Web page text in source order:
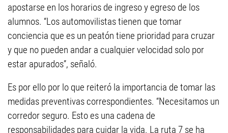
apostarse en los horarios de ingreso y egreso de los
alumnos. “Los automovilistas tienen que tomar
conciencia que es un peatón tiene prioridad para cruzar
y que no pueden andar a cualquier velocidad solo por
estar apurados”, señaló.
Es por ello por lo que reiteró la importancia de tomar las
medidas preventivas correspondientes. “Necesitamos un
corredor seguro. Esto es una cadena de
responsabilidades para cuidar la vida. La ruta 7 se ha